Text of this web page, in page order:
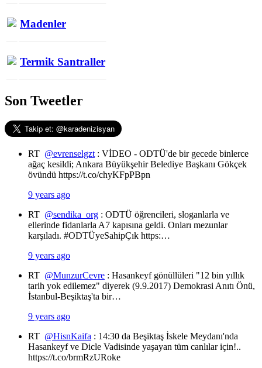
Madenler
Termik Santraller
Son Tweetler
RT @evrenselgzt : VİDEO - ODTÜ'de bir gecede binlerce
ağaç kesildi; Ankara Büyükşehir Belediye Başkanı Gökçek
övündü https://t.co/chyKFpPBpn
9 years ago
RT @sendika_org : ODTÜ öğrencileri, sloganlarla ve
ellerinde fidanlarla A7 kapısına geldi. Onları mezunlar
karşıladı. #ODTÜyeSahipÇık https:…
9 years ago
RT @MunzurCevre : Hasankeyf gönüllüleri "12 bin yıllık
tarih yok edilemez" diyerek (9.9.2017) Demokrasi Anıtı Önü,
İstanbul-Beşiktaş'ta bir…
9 years ago
RT @HisnKaifa : 14:30 da Beşiktaş İskele Meydanı'nda
Hasankeyf ve Dicle Vadisinde yaşayan tüm canlılar için!..
https://t.co/brmRzURoke